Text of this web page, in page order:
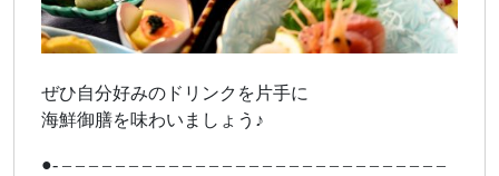
ぜひ自分好みのドリンクを片手に
海鮮御膳を味わいましょう♪
●- – – – – – – – – – – – – – – – – – – – – – – – – – – – – –